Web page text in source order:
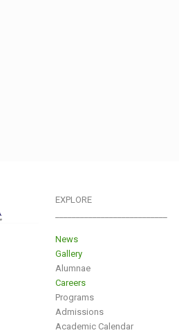
EXPLORE
News
Gallery
Alumnae
Careers
Programs
Admissions
Academic Calendar